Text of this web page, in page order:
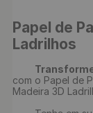
Papel de
Ladrilhos
com o Papel de
Madeira 3D